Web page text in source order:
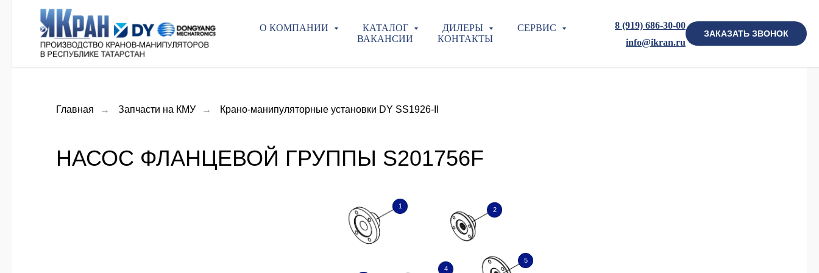
О КОМПАНИИ КАТАЛОГ ДИЛЕРЫ
СЕРВИС
ВАКАНСИИ
КОНТАКТЫ
8 (919) 686-30-00
info@ikran.ru
ЗАКАЗАТЬ ЗВОНОК
Главная → Запчасти на КМУ → Крано-манипуляторные установки DY SS1926-II
НАСОС ФЛАНЦЕВОЙ ГРУППЫ S201756F
1 2
5
4